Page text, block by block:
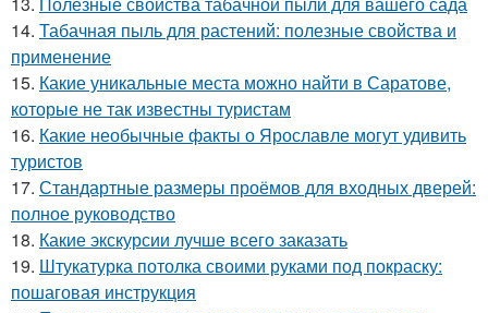
14. Табачная пыль для растений: полезные свойства и
применение
15. Какие уникальные места можно найти в Саратове,
которые не так известны туристам
16. Какие необычные факты о Ярославле могут удивить
туристов
17. Стандартные размеры проёмов для входных дверей:
полное руководство
18. Какие экскурсии лучше всего заказать
19. Штукатурка потолка своими руками под покраску:
пошаговая инструкция